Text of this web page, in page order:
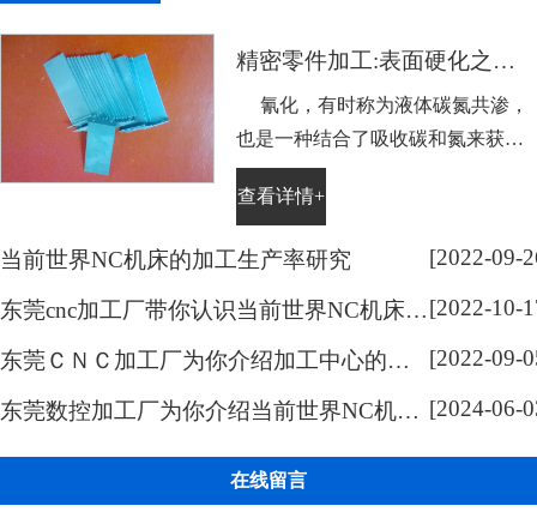
精密零件加工:表面硬化之氰化
氰化，有时称为液体碳氮共渗，
也是一种结合了吸收碳和氮来获得
表面硬度的工艺，它主要用于不适
合通常热处理的低碳钢。需表面硬
化的氰化钠盐溶液中，浸泡的持续
时间取决于硬化层的深度。然后将
理可以容易地获得0.005到0.015英寸
(...
查看详情+
当前世界NC机床的加工生产率研究 [2022-09-
东莞cnc加工厂带你认识当前世界NC机床的系统开放化研究[2022-10-
东莞ＣＮＣ加工厂为你介绍加工中心的分类 [2022-09-
东莞数控加工厂为你介绍当前世界NC机床的技术研究范围 [2024-06-
在线留言